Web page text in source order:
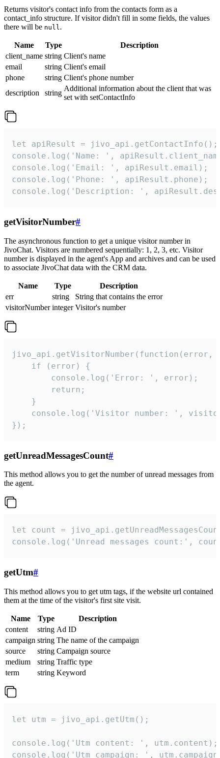
Returns visitor's contact info from the contacts form as a
contact_info structure. If visitor didn't fill in some fields, the values
there will be null.
Name Type
Description
client_name string Client's name
email
string Client's email
phone
string Client's phone number
description
string
Additional information about the client that was
set with setContactInfo
let apiResult = jivo_api.getContactInfo();
console.log('Name: ',
console.log('Email: ', apiResult.email);
console.log('Phone: ', apiResult.phone);
console.log('Description: ',
getVisitorNumber#
The asynchronous function to get a unique visitor number in
JivoChat. Visitors are numbered sequentially: 1, 2, 3, etc. Visitor
number is displayed in the agent's App and archives and can be used
to associate JivoChat data with the CRM data.
Name Type
Description
err
string
String that contains the error
visitorNumber integer Visitor's number
jivo_api.getVisitorNumber(function(error,
    if (error) {
        console.log('Error: ', error);
        return;
    }
console.log('Visitor number: ',
});
getUnreadMessagesCount#
This method allows you to get the number of unread messages from
the agent.
let count =
console.log('Unread messages count:',
getUtm#
This method allows you to get utm tags, if the website url contained
them at the time of the visitor's first site visit.
Name Type
Description
content
string Ad ID
campaign string The name of the campaign
source
string Campaign source
medium
string Traffic type
term
string Keyword
let utm = jivo_api.getUtm();
console.log('Utm content: ', utm.content);
console.log('Utm campaign: ',